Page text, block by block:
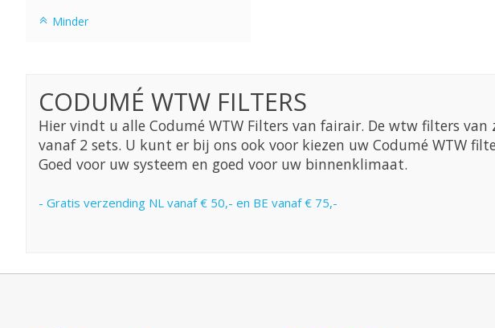
Minder
CODUMÉ WTW FILTERS
Hier vindt u alle Codumé WTW Filters van fairair. De wtw filters
vanaf 2 sets. U kunt er bij ons ook voor kiezen uw Codumé WTW
Goed voor uw systeem en goed voor uw binnenklimaat.
- Gratis verzending NL vanaf € 50,- en BE vanaf € 75,-